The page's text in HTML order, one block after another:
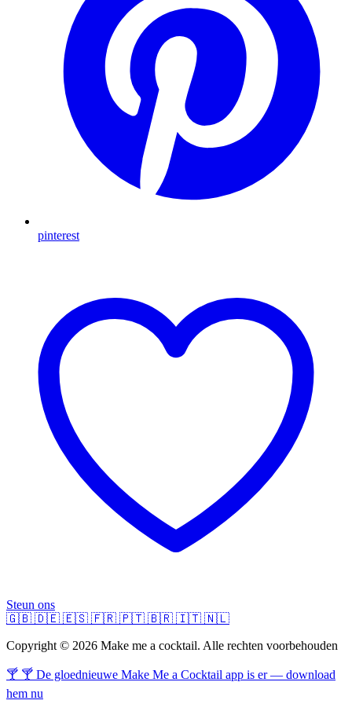
pinterest
Steun ons
🇬🇧 🇩🇪 🇪🇸 🇫🇷 🇵🇹 🇧🇷 🇮🇹 🇳🇱
Copyright © 2026 Make me a cocktail. Alle rechten voorbehouden
🍸 🍸 De gloednieuwe Make Me a Cocktail app is er — download
hem nu